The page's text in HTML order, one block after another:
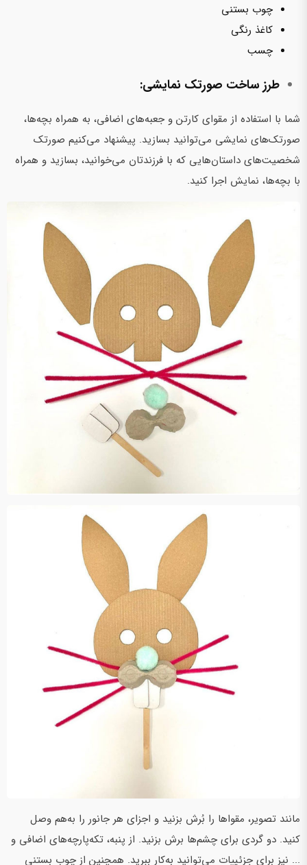
چوب بستنی
کاغذ رنگی
چسب
طرز ساخت صورتک نمایشی:
شما با استفاده از مقوای کارتن و جعبه‌های اضافی، به همراه بچه‌ها،
صورتک‌های نمایشی می‌توانید بسازید. پیشنهاد می‌کنیم صورتک
شخصیت‌های داستان‌هایی که با فرزندتان می‌خوانید، بسازید و همراه
با بچه‌ها، نمایش اجرا کنید.
مانند تصویر، مقواها را بُرش بزنید و اجزای هر جانور را به‌هم وصل
کنید. دو گردی برای چشم‌ها برش بزنید. از پنبه، تکه‌پارچه‌های اضافی و
... نیز برای جزئییات می‌توانید به‌کار ببرید. همچنین از چوب بستنی